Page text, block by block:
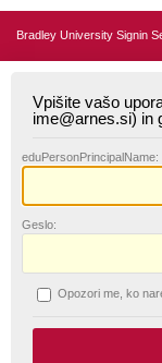
Bradley University Signin
Vpišite vašo
ime@arnes.si) in
eduPersonPrincipalName:
Geslo:
Opozori me, ko